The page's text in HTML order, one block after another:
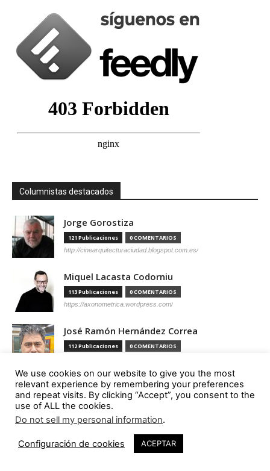
Columnistas destacados
Jorge Gorostiza
121 Publicaciones 0 COMENTARIOS
http://cinearquitecturaciudad.blogspot.com.es/
Miquel Lacasta Codorniu
113 Publicaciones 0 COMENTARIOS
https://axonometrica.wordpress.com/
José Ramón Hernández Correa
112 Publicaciones 0 COMENTARIOS
Miguel Ángel Díaz Camacho
95 Publicaciones 0 COMENTARIOS
Ana Barreiro Blanco
0 COMENTARIOS
We use cookies on our website to give you the most
relevant experience by remembering your preferences
and repeat visits. By clicking “Accept”, you consent to the
use of ALL the cookies.
Do not sell my personal information.
Configuración de cookies ACEPTAR